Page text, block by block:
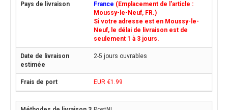
France (Emplacement de l'article :
Moussy-le-Neuf, FR.)
Si votre adresse est en Moussy-le-
Neuf, le délai de livraison est de
seulement 1 à 3 jours.
2-5 jours ouvrables
EUR €1.99